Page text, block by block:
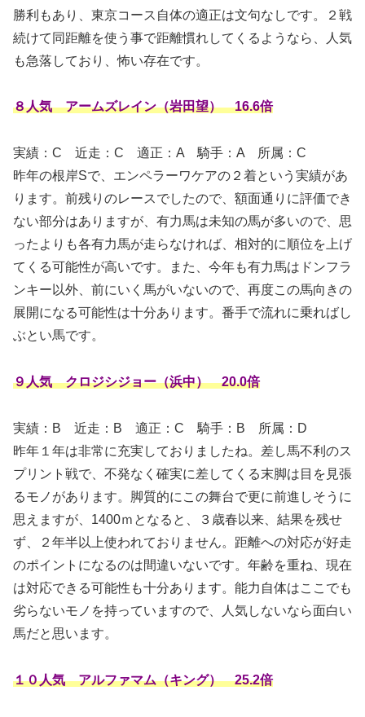
勝利もあり、東京コース自体の適正は文句なしです。２戦
続けて同距離を使う事で距離慣れしてくるようなら、人気
も急落しており、怖い存在です。
８人気 アームズレイン（岩田望） 16.6倍
実績：C 近走：C 適正：A 騎手：A 所属：C
昨年の根岸Sで、エンペラーワケアの２着という実績があ
ります。前残りのレースでしたので、額面通りに評価でき
ない部分はありますが、有力馬は未知の馬が多いので、思
ったよりも各有力馬が走らなければ、相対的に順位を上げ
てくる可能性が高いです。また、今年も有力馬はドンフラ
ンキー以外、前にいく馬がいないので、再度この馬向きの
展開になる可能性は十分あります。番手で流れに乗ればし
ぶとい馬です。
９人気 クロジシジョー（浜中） 20.0倍
実績：B 近走：B 適正：C 騎手：B 所属：D
昨年１年は非常に充実しておりましたね。差し馬不利のス
プリント戦で、不発なく確実に差してくる末脚は目を見張
るモノがあります。脚質的にこの舞台で更に前進しそうに
思えますが、1400ｍとなると、３歳春以来、結果を残せ
ず、２年半以上使われておりません。距離への対応が好走
のポイントになるのは間違いないです。年齢を重ね、現在
は対応できる可能性も十分あります。能力自体はここでも
劣らないモノを持っていますので、人気しないなら面白い
馬だと思います。
１０人気 アルファマム（キング） 25.2倍